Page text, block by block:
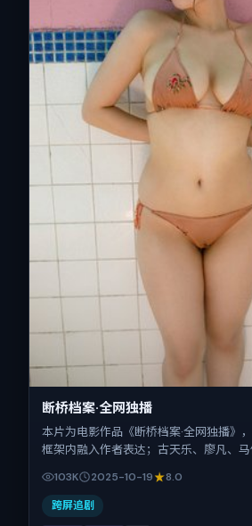
断桥档案·全网独播
本片为电影作品《断桥档案·全网独播》
框架内融入作者表达；古天乐、廖凡、马
景为泰国。上映时间 2025年10月19日（
10-19），全片161分钟，节奏张弛有度。
103K 2025-10-19 8.0
跨屏追剧